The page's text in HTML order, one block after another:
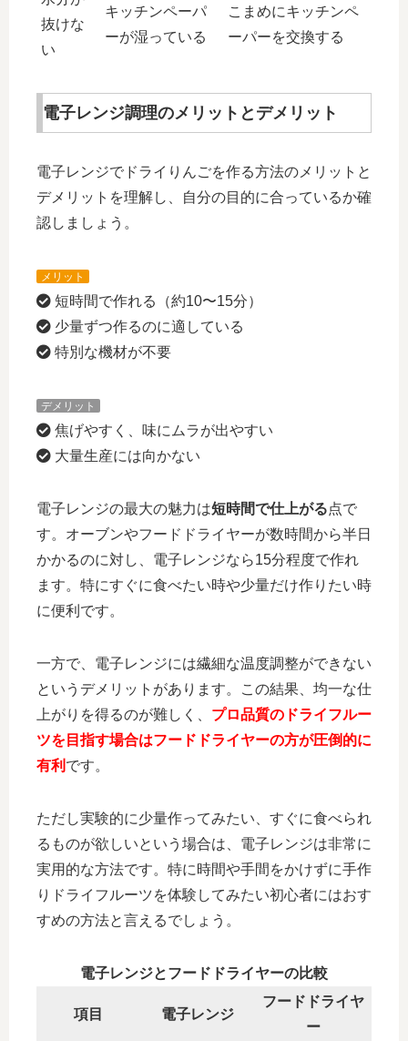
抜けな
い
キッチンペーパ
ーが湿っている
こまめにキッチンペ
ーパーを交換する
電子レンジ調理のメリットとデメリット
電子レンジでドライりんごを作る方法のメリットと
デメリットを理解し、自分の目的に合っているか確
認しましょう。
メリット
短時間で作れる（約10〜15分）
少量ずつ作るのに適している
特別な機材が不要
デメリット
焦げやすく、味にムラが出やすい
大量生産には向かない
電子レンジの最大の魅力は短時間で仕上がる点で
す。オーブンやフードドライヤーが数時間から半日
かかるのに対し、電子レンジなら15分程度で作れ
ます。特にすぐに食べたい時や少量だけ作りたい時
に便利 です。
一方で、電子レンジには繊細な温度調整ができない
というデメリットがあります。この結果、均一な仕
上がりを得るのが難しく、 プロ品質のドライフルー
ツを目指す場合はフードドライヤーの方が圧倒的に
有利 です。
ただし実験的に少量作ってみたい、すぐに食べられ
るものが欲しいという場合は、電子レンジは非常に
実用的な方法です。特に時間や手間をかけずに手作
りドライフルーツを体験してみたい初心者にはおす
すめの方法と言えるでしょう。
電子レンジとフードドライヤーの比較
項目 電子レンジ
フードドライヤ
ー